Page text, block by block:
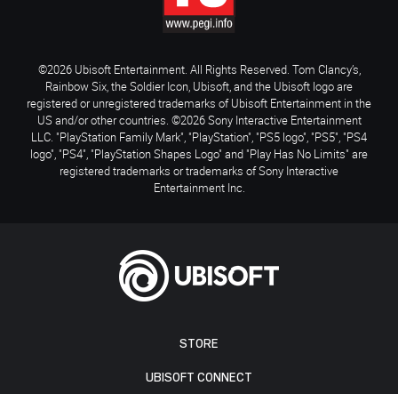
STORE
UBISOFT CONNECT
©2026 Ubisoft Entertainment. All Rights Reserved. Tom Clancy’s,
Rainbow Six, the Soldier Icon, Ubisoft, and the Ubisoft logo are
registered or unregistered trademarks of Ubisoft Entertainment in the
US and/or other countries. ©2026 Sony Interactive Entertainment
LLC. "PlayStation Family Mark", "PlayStation", "PS5 logo", "PS5", "PS4
logo", "PS4", "PlayStation Shapes Logo" and "Play Has No Limits" are
registered trademarks or trademarks of Sony Interactive
Entertainment Inc.